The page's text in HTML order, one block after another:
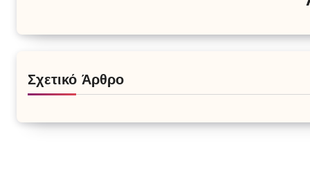
Σχετικό Άρθρο